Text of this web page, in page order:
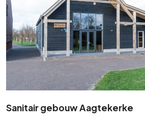
Sanitair gebouw Aagtekerke